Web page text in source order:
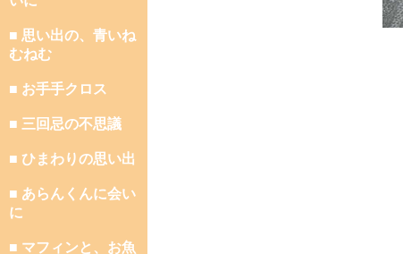
■ 思い出の、青いね
むねむ
■ お手手クロス
■ 三回忌の不思議
■ ひまわりの思い出
■ あらんくんに会い
に
■ マフィンと、お魚